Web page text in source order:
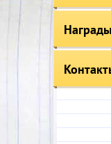
Награды